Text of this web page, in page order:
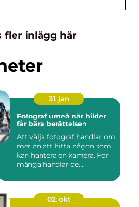
fler inlägg här
31. jan
Fotograf umeå när bilder
får bära berättelsen
Att välja fotograf handlar om
mer än att hitta någon som
kan hantera en kamera. För
många handlar de...
02. okt